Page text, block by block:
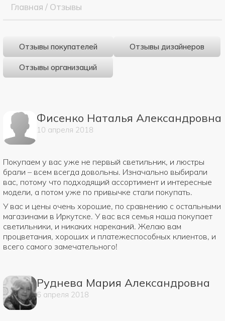
Главная / Отзывы
Отзывы покупателей Отзывы дизайнеров
Отзывы организаций
Фисенко Наталья Александровна
10 апреля 2018
Покупаем у вас уже не первый светильник, и люстры
брали – всем всегда довольны. Изначально выбирали
вас, потому что подходящий ассортимент и интересные
модели, а потом уже по привычке стали покупать.
У вас и цены очень хорошие, по сравнению с остальными
магазинами в Иркутске. У вас вся семья наша покупает
светильники, и никаких нареканий. Желаю вам
процветания, хороших и платежеспособных клиентов, и
всего самого замечательного!
Руднева Мария Александровна
6 апреля 2018